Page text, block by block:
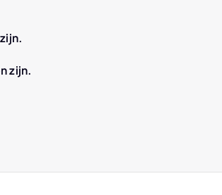
zijn.